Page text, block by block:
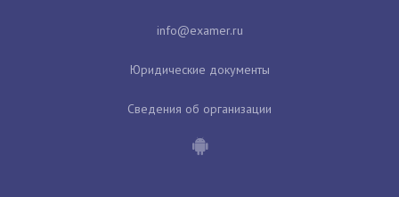
Юридические документы
Сведения об организации